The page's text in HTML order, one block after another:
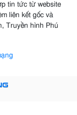
tin tức từ website
liên kết gốc và
Truyền hình Phú